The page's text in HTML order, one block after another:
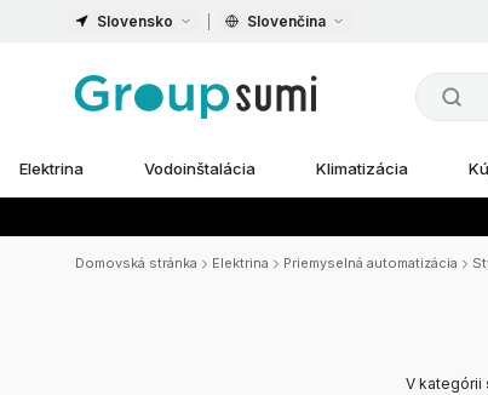
Slovensko Slovenčina
Elektrina Vodoinštalácia Klimatizácia
Domovská stránka Elektrina Priemyselná automatizácia
V kategórii